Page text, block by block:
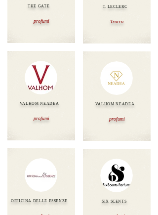
THE GATE
profumi
VALHOM NEADEA
profumi
OFFICINA DELLE ESSENZE
T. LECLERC
Trucco
VALHOM NEADEA
profumi
SIX SCENTS